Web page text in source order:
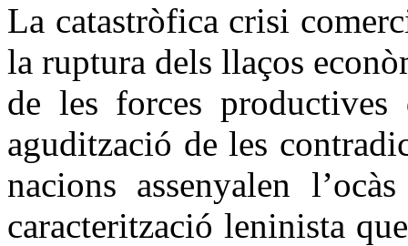
La catastròfica crisi
la ruptura dels llaços
de les forces
agudització de les
nacions assenyalen
caracterització leninista